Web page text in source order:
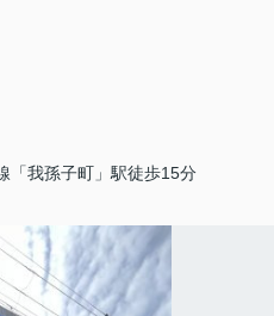
「我孫子町」駅徒歩15分